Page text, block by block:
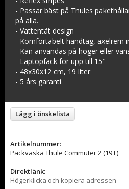
- Passar bäst på Thules
på alla.
- Vattentät design
- Komfortabelt handtag, axelrem
- Kan användas på höger eller
- Laptopfack för upp till 15"
- 48x30x12 cm, 19 liter
- 5 års garanti
Lägg i önskelista
Artikelnummer:
Packväska Thule Commuter 2 (19 L)
Direktlänk:
Högerklicka och kopiera adressen